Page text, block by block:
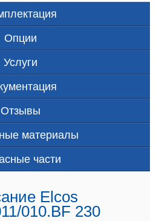
Опции
Услуги
Отзывы
материалы
части
Elcos
010.BF 230